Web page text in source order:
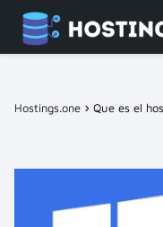
Hostings.one Que es el